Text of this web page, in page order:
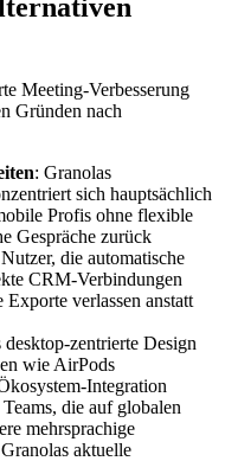
Meeting-Verbesserung
Gründen nach
: Granolas
sich hauptsächlich
Profis ohne flexible
Gespräche zurück
die automatische
CRM-Verbindungen
Exporte verlassen anstatt
desktop-zentrierte Design
wie AirPods
Integration
Teams, die auf globalen
mehrsprachige
aktuelle